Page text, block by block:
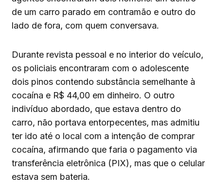
de um carro parado em contramão e outro do
lado de fora, com quem conversava.
Durante revista pessoal e no interior do veículo,
os policiais encontraram com o adolescente
dois pinos contendo substância semelhante à
cocaína e R$ 44,00 em dinheiro. O outro
indivíduo abordado, que estava dentro do
carro, não portava entorpecentes, mas admitiu
ter ido até o local com a intenção de comprar
cocaína, afirmando que faria o pagamento via
transferência eletrônica (PIX), mas que o celular
estava sem bateria.